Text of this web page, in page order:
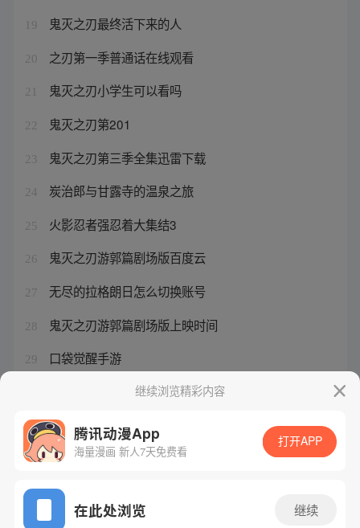
19 鬼灭之刃最终活下来的人
20 之刃第一季普通话在线观看
21 鬼灭之刃小学生可以看吗
22 鬼灭之刃第201
23 鬼灭之刃第三季全集迅雷下载
24 炭治郎与甘露寺的温泉之旅
25 火影忍者强忍着大集结3
26 鬼灭之刃游郭篇剧场版百度云
27 无尽的拉格朗日怎么切换账号
28 鬼灭之刃游郭篇剧场版上映时间
29 口袋觉醒手游
口袋妖怪下载苹果版继续浏览精彩内容
腾讯动漫App
海量漫画 新人7天免费看
打开APP
在此处浏览 继续
网站备案/许可证号：粤B2-20090059-5